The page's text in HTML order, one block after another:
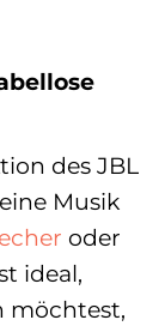
des JBL
Musik
oder
ideal,
möchtest,